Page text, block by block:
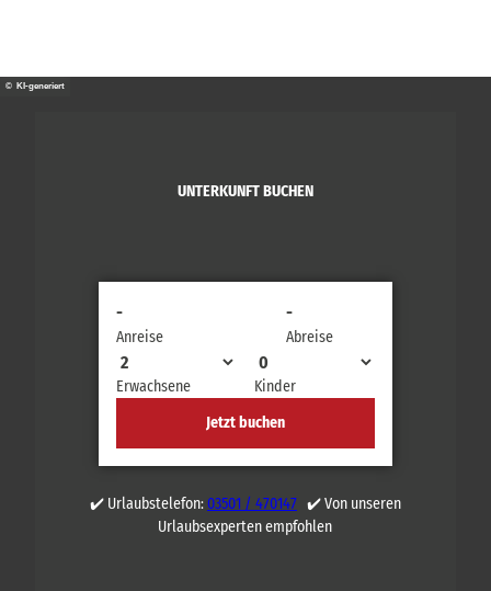
© KI-generiert
UNTERKUNFT BUCHEN
Anreise
-
Abreise
-
Erwachsene
Kinder
Jetzt buchen
✔️ Urlaubstelefon:03501 / 470147✔️ Von unseren
Urlaubsexperten empfohlen